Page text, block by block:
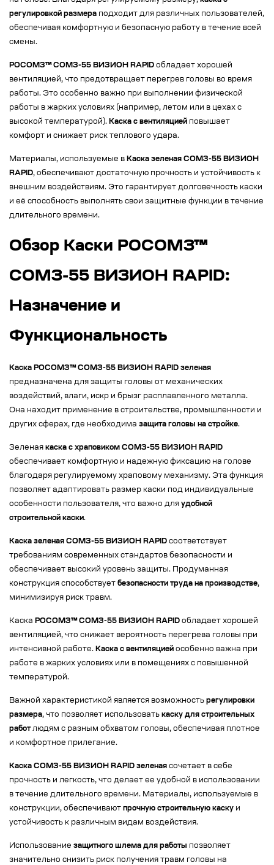
регулировкой размера подходит для различных пользователей,
обеспечивая комфортную и безопасную работу в течение всей
смены.
РОСОМЗ™ СОМЗ-55 ВИЗИОН RAPID обладает хорошей
вентиляцией, что предотвращает перегрев головы во время
работы. Это особенно важно при выполнении физической
работы в жарких условиях (например, летом или в цехах с
высокой температурой). Каска с вентиляцией повышает
комфорт и снижает риск теплового удара.
Материалы, используемые в Каска зеленая СОМЗ-55 ВИЗИОН
RAPID, обеспечивают достаточную прочность и устойчивость к
внешним воздействиям. Это гарантирует долговечность каски
и её способность выполнять свои защитные функции в течение
длительного времени.
Обзор Каски РОСОМЗ™
СОМЗ-55 ВИЗИОН RAPID:
Назначение и
Функциональность
Каска РОСОМЗ™ СОМЗ-55 ВИЗИОН RAPID зеленая
предназначена для защиты головы от механических
воздействий, влаги, искр и брызг расплавленного металла.
Она находит применение в строительстве, промышленности и
других сферах, где необходима защита головы на стройке.
Зеленая каска с храповиком СОМЗ-55 ВИЗИОН RAPID
обеспечивает комфортную и надежную фиксацию на голове
благодаря регулируемому храповому механизму. Эта функция
позволяет адаптировать размер каски под индивидуальные
особенности пользователя, что важно для удобной
строительной каски.
Каска зеленая СОМЗ-55 ВИЗИОН RAPID соответствует
требованиям современных стандартов безопасности и
обеспечивает высокий уровень защиты. Продуманная
конструкция способствует безопасности труда на производстве,
минимизируя риск травм.
Каска РОСОМЗ™ СОМЗ-55 ВИЗИОН RAPID обладает хорошей
вентиляцией, что снижает вероятность перегрева головы при
интенсивной работе. Каска с вентиляцией особенно важна при
работе в жарких условиях или в помещениях с повышенной
температурой.
Важной характеристикой является возможность регулировки
размера, что позволяет использовать каску для строительных
работлюдям с разным обхватом головы, обеспечивая плотное
и комфортное прилегание.
Каска СОМЗ-55 ВИЗИОН RAPID зеленая сочетает в себе
прочность и легкость, что делает ее удобной в использовании
в течение длительного времени. Материалы, используемые в
конструкции, обеспечивают прочную строительную каску и
устойчивость к различным видам воздействия.
Использование защитного шлема для работы позволяет
значительно снизить риск получения травм головы на